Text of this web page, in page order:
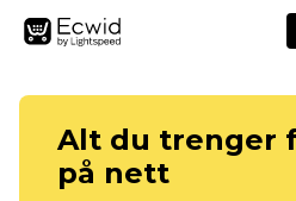
Alt du trenger
på nett